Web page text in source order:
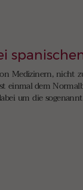
Medizinern, nicht
einmal dem
um die